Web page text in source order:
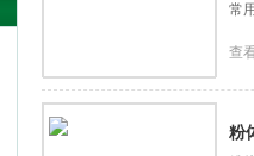
常
查
粉